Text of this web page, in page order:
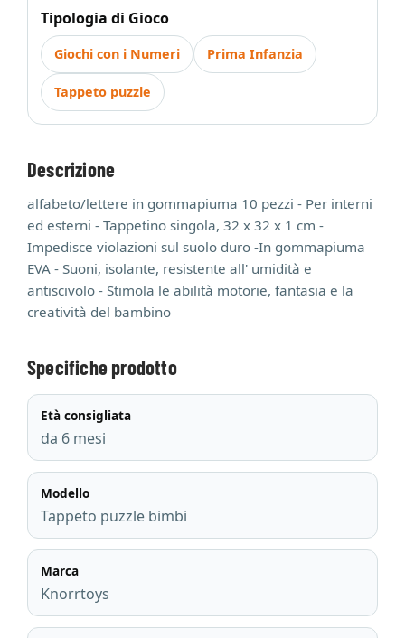
Tipologia di Gioco
Giochi con i Numeri Prima Infanzia
Tappeto puzzle
Descrizione
alfabeto/lettere in gommapiuma 10 pezzi - Per interni
ed esterni - Tappetino singola, 32 x 32 x 1 cm -
Impedisce violazioni sul suolo duro -In gommapiuma
EVA - Suoni, isolante, resistente all' umidità e
antiscivolo - Stimola le abilità motorie, fantasia e la
creatività del bambino
Specifiche prodotto
Età consigliata
da 6 mesi
Modello
Tappeto puzzle bimbi
Marca
Knorrtoys